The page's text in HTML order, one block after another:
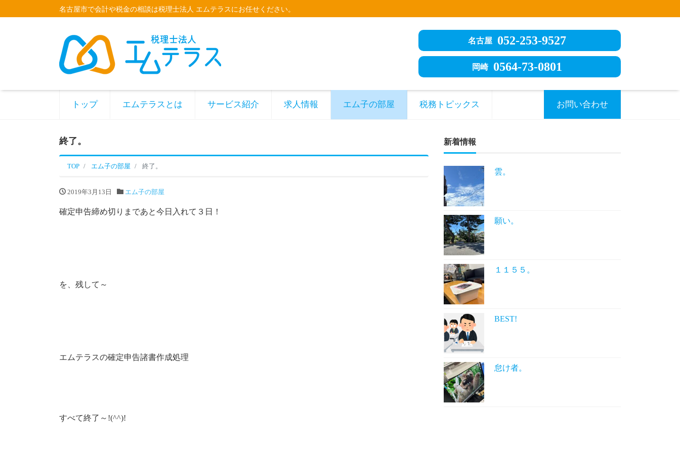
名古屋市で会計や税金の相談は税理士法人 エムテラスにお任せください。
名古屋 052-253-9527
岡崎 0564-73-0801
トップ エムテラスとは サービス紹介 求人情報 エム子の部屋 税務トピックス お問い合わせ
終了。
TOP エム子の部屋 終了。
2019年3月13日 エム子の部屋
確定申告締め切りまであと今日入れて３日！
を、残して～
エムテラスの確定申告諸書作成処理
すべて終了～!(^^)!
新着情報
雲。
願い。
１１５５。
BEST!
怠け者。